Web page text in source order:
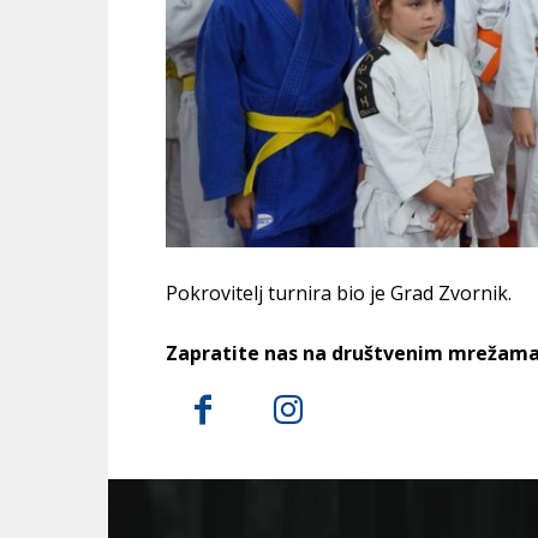
Pokrovitelj turnira bio je Grad Zvornik.
Zapratite nas na društvenim